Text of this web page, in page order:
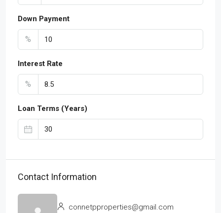
Down Payment
%
Interest Rate
%
Loan Terms (Years)
Contact Information
connetpproperties@gmail.com